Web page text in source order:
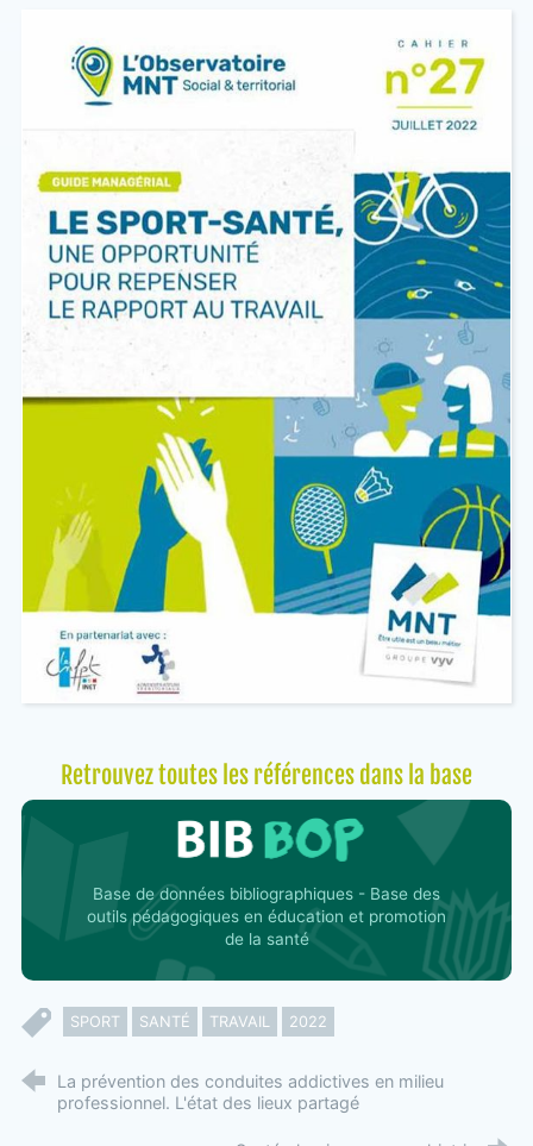
Retrouvez toutes les références dans la base
Base de données bibliographiques - Base des
outils pédagogiques en éducation et promotion
de la santé
SPORT SANTÉ TRAVAIL 2022
La prévention des conduites addictives en milieu
professionnel. L'état des lieux partagé